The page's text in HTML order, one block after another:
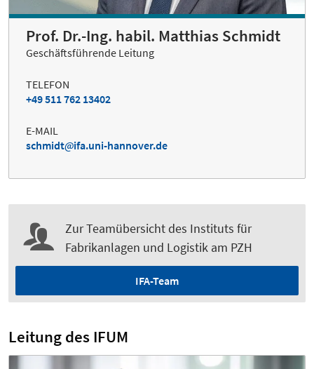
Prof. Dr.-Ing. habil. Matthias Schmidt
Geschäftsführende Leitung
TELEFON
+49 511 762 13402
E-MAIL
schmidt
ifa.uni-hannover.de
Zur Teamübersicht des Instituts für
Fabrikanlagen und Logistik am PZH
IFA-Team
Leitung des IFUM